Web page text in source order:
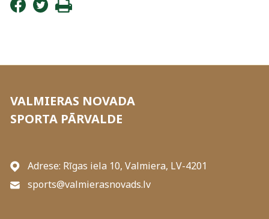
VALMIERAS NOVADA
SPORTA PĀRVALDE
Adrese: Rīgas iela 10, Valmiera, LV-4201
sports@valmierasnovads.lv